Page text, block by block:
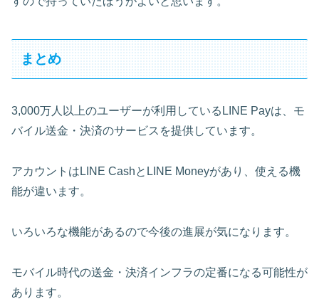
まとめ
3,000万人以上のユーザーが利用しているLINE Payは、モ
バイル送金・決済のサービスを提供しています。
アカウントはLINE CashとLINE Moneyがあり、使える機
能が違います。
いろいろな機能があるので今後の進展が気になります。
モバイル時代の送金・決済インフラの定番になる可能性が
あります。